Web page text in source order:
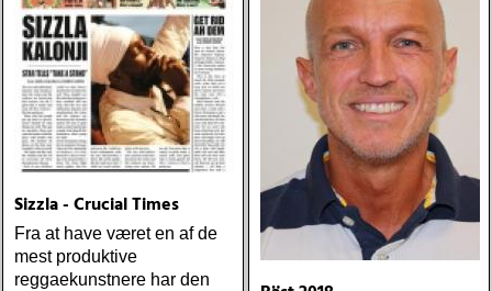
Sizzla - Crucial Times
Fra at have været en af de
mest produktive
reggaekunstnere har den